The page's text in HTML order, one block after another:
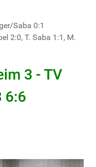
Saba 0:1
2:0, T. Saba 1:1, M.
3 - TV
6:6